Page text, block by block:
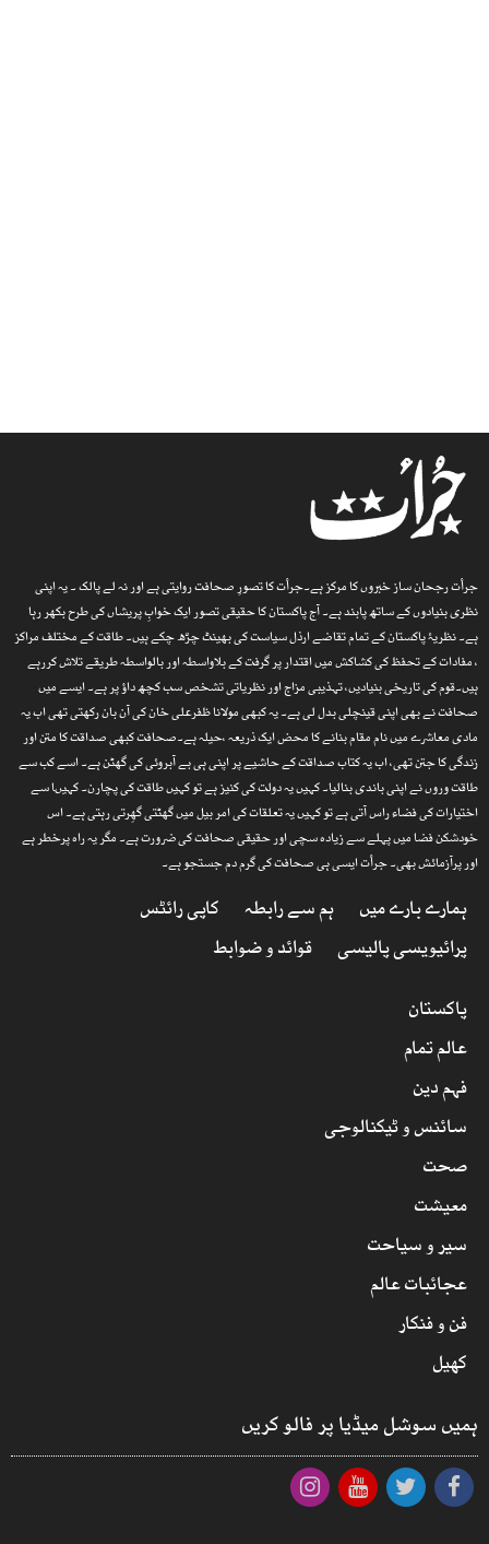
جرأت رجحان ساز خبروں کا مرکز ہے۔جرأت کا تصورِ صحافت روایتی ہے اور نہ لے پالک ۔ یہ اپنی
نظری بنیادوں کے ساتھ پابند ہے۔ آج پاکستان کا حقیقی تصور ایک خوابِ پریشاں کی طرح بکھر رہا
ہے۔ نظریۂ پاکستان کے تمام تقاضے ارذل سیاست کی بھینٹ چڑھ چکے ہیں۔ طاقت کے مختلف مراکز
، مفادات کے تحفظ کی کشاکش میں اقتدار پر گرفت کے بلاواسطہ اور بالواسطہ طریقے تلاش کررہے
ہیں۔قوم کی تاریخی بنیادیں، تہذیبی مزاج اور نظریاتی تشخص سب کچھ داؤ پر ہے۔ ایسے میں
صحافت نے بھی اپنی قینچلی بدل لی ہے۔ یہ کبھی مولانا ظفرعلی خان کی آن بان رکھتی تھی اب یہ
مادی معاشرے میں نام مقام بنانے کا محض ایک ذریعہ ،حیلہ ہے۔صحافت کبھی صداقت کا متن اور
زندگی کا جتن تھی، اب یہ کتاب صداقت کے حاشیے پر اپنی ہی بے آبروئی کی گھٹن ہے۔ اسے کب سے
طاقت وروں نے اپنی باندی بنالیا۔ کہیں یہ دولت کی کنیز ہے تو کہیں طاقت کی پچارن۔ کہیںا سے
اختیارات کی فضاء راس آتی ہے تو کہیں یہ تعلقات کی امر بیل میں گھٹتی گھِرتی رہتی ہے۔ اس
خودشکن فضا میں پہلے سے زیادہ سچی اور حقیقی صحافت کی ضرورت ہے۔ مگر یہ راہ پرخطر ہے
اور پرآزمائش بھی۔ جرأت ایسی ہی صحافت کی گرم دم جستجو ہے۔
ہمارے بارے میں ہم سے رابطہ
کاپی رائٹس
پرائیویسی پالیسی
قوائد و ضوابط
پاکستان
عالم تمام
فہم دین
سائنس و ٹیکنالوجی
صحت
معیشت
سیر و سیاحت
عجائبات عالم
فن و فنکار
کھیل
ہمیں سوشل میڈیا پر فالو کریں